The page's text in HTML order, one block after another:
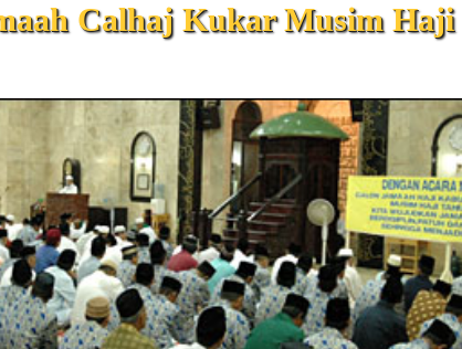
Calhaj Kukar Musim Haji